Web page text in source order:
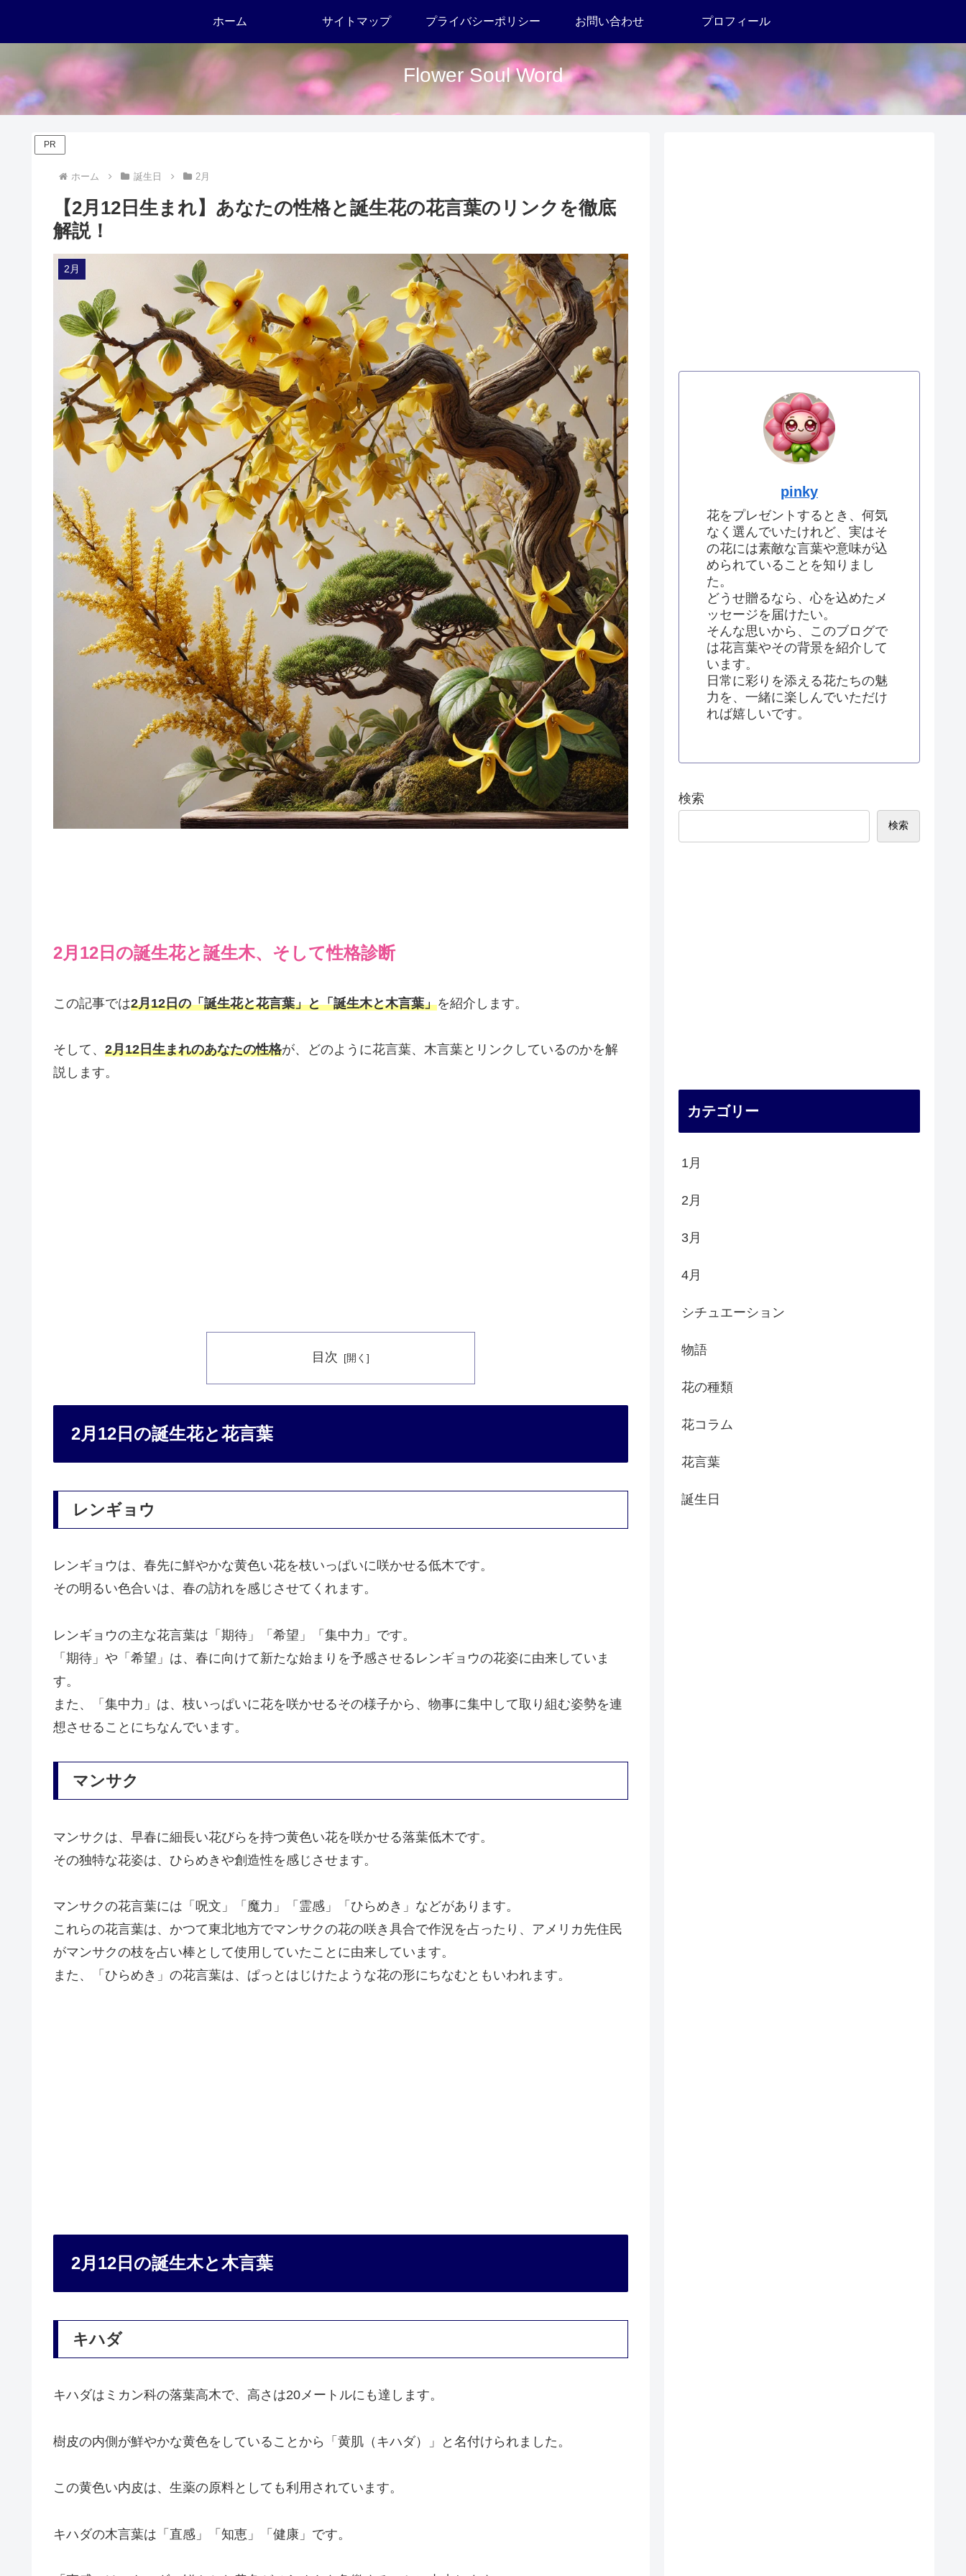
Flower Soul Word
ホーム サイトマップ プライバシーポリシー お問い合わせ プロフィール
PR
ホーム 誕生日 2月
【2月12日生まれ】あなたの性格と誕生花の花言葉のリンクを徹底
解説！
2月
2月12日の誕生花と誕生木、そして性格診断
この記事では2月12日の「誕生花と花言葉」と「誕生木と木言葉」を紹介します。
そして、 2月12日生まれのあなたの性格が、どのように花言葉、木言葉とリンクしているのかを解
説します。
目次
2月12日の誕生花と花言葉
レンギョウ
レンギョウは、春先に鮮やかな黄色い花を枝いっぱいに咲かせる低木です。
その明るい色合いは、春の訪れを感じさせてくれます。
レンギョウの主な花言葉は「期待」「希望」「集中力」です。
「期待」や「希望」は、春に向けて新たな始まりを予感させるレンギョウの花姿に由来していま
す。
また、「集中力」は、枝いっぱいに花を咲かせるその様子から、物事に集中して取り組む姿勢を連
想させることにちなんでいます。
マンサク
マンサクは、早春に細長い花びらを持つ黄色い花を咲かせる落葉低木です。
その独特な花姿は、ひらめきや創造性を感じさせます。
マンサクの花言葉には「呪文」「魔力」「霊感」「ひらめき」などがあります。
これらの花言葉は、かつて東北地方でマンサクの花の咲き具合で作況を占ったり、アメリカ先住民
がマンサクの枝を占い棒として使用していたことに由来しています。
また、「ひらめき」の花言葉は、ぱっとはじけたような花の形にちなむともいわれます。
2月12日の誕生木と木言葉
キハダ
キハダはミカン科の落葉高木で、高さは20メートルにも達します。
樹皮の内側が鮮やかな黄色をしていることから「黄肌（キハダ）」と名付けられました。
この黄色い内皮は、生薬の原料としても利用されています。
キハダの木言葉は「直感」「知恵」「健康」です。
pinky
花をプレゼントするとき、何気
なく選んでいたけれど、実はそ
の花には素敵な言葉や意味が込
められていることを知りまし
た。
どうせ贈るなら、心を込めたメ
ッセージを届けたい。
そんな思いから、このブログで
は花言葉やその背景を紹介して
います。
日常に彩りを添える花たちの魅
力を、一緒に楽しんでいただけ
れば嬉しいです。
検索
検索
カテゴリー
1月
2月
3月
4月
シチュエーション
物語
花の種類
花コラム
花言葉
誕生日